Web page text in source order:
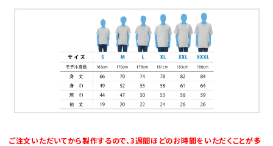
ご注文いただいてから製作するので、3週間ほどのお時間をいただくことが多